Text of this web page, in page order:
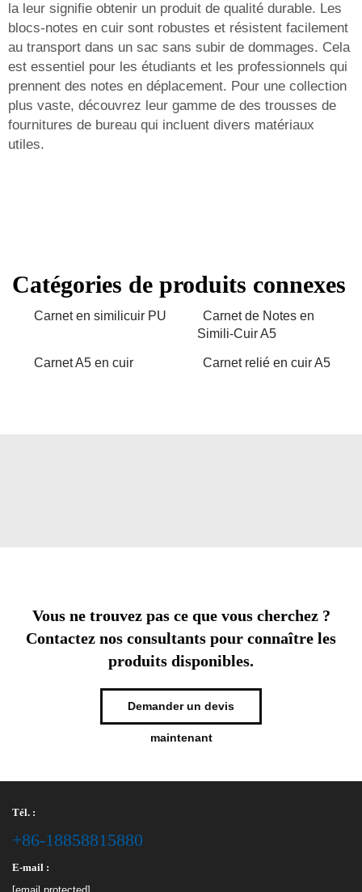
la leur signifie obtenir un produit de qualité durable. Les
blocs-notes en cuir sont robustes et résistent facilement
au transport dans un sac sans subir de dommages. Cela
est essentiel pour les étudiants et les professionnels qui
prennent des notes en déplacement. Pour une collection
plus vaste, découvrez leur gamme de des trousses de
fournitures de bureau qui incluent divers matériaux
utiles.
Catégories de produits connexes
Carnet en similicuir PU
Carnet de Notes en
Simili-Cuir A5
Carnet A5 en cuir Carnet relié en cuir A5
Vous ne trouvez pas ce que vous cherchez ?
Contactez nos consultants pour connaître les
produits disponibles.
Demander un devis
maintenant
Tél. :
+86-18858815880
E-mail :